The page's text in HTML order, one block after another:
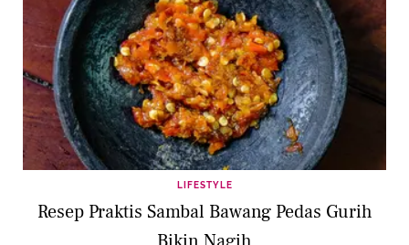
LIFESTYLE
Resep Praktis Sambal Bawang Pedas Gurih